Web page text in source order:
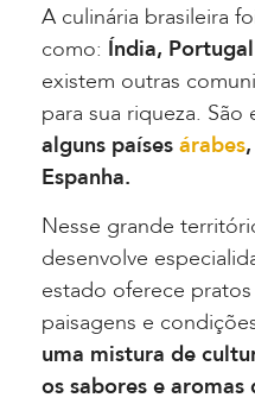
A culinária brasileira
como: Índia,
existem outras
para sua riqueza. São
alguns países árabes
Espanha.
Nesse grande
desenvolve
estado oferece
paisagens e
uma mistura de
os sabores e aromas